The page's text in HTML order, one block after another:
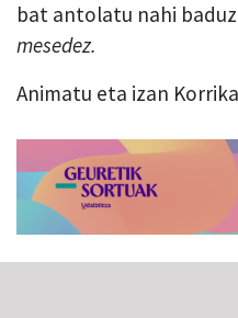
bat antolatu nahi
mesedez.
Animatu eta izan